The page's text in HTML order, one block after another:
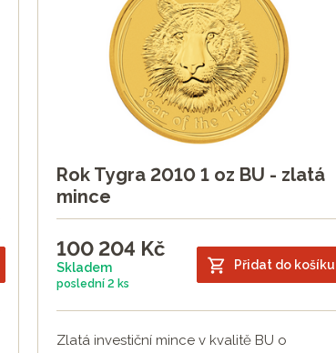
Rok Tygra 2010 1 oz BU - zlatá
mince
100 204 Kč
Skladem
poslední 2 ks
Přidat do košíku
Zlatá investiční mince v kvalitě BU o